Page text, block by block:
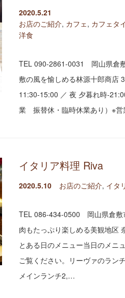
2020.5.21
お店のご紹介, カフェ , カフェタ
洋食
TEL 090-2861-0031 岡山県倉
敷の風を愉しめる林源十郎商店
11:30-15:00 ／ 夜 夕暮れ時-
業 振替休・臨時休業あり）※
イタリア料理 Riva
2020.5.10 お店のご紹介, イタ
TEL 086-434-0500 岡山県倉
肉もたっぷり楽しめる美観地区
とある日のメニュー当日のメニ
ご覧ください。リーヴァのラ
メインランチ2,…